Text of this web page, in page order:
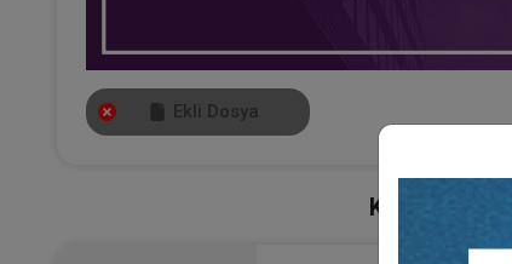
Ekli Dosya
Kategoriler: